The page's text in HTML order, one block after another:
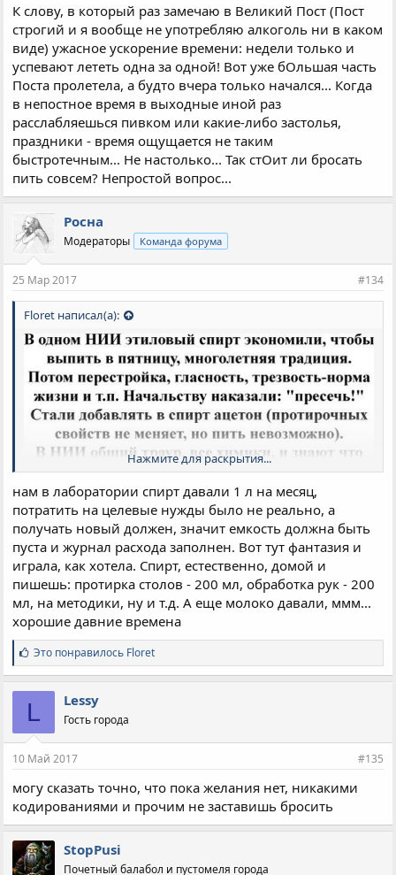
К слову, в который раз замечаю в Великий Пост (Пост
строгий и я вообще не употребляю алкоголь ни в каком
виде) ужасное ускорение времени: недели только и
успевают лететь одна за одной! Вот уже бОльшая часть
Поста пролетела, а будто вчера только начался... Когда
в непостное время в выходные иной раз
расслабляешься пивком или какие-либо застолья,
праздники - время ощущается не таким
быстротечным... Не настолько... Так стОит ли бросать
пить совсем? Непростой вопрос...
Росна
Модераторы Команда форума
25 Мар 2017 #134
Floret написал(а):
Нажмите для раскрытия...
нам в лаборатории спирт давали 1 л на месяц,
потратить на целевые нужды было не реально, а
получать новый должен, значит емкость должна быть
пуста и журнал расхода заполнен. Вот тут фантазия и
играла, как хотела. Спирт, естественно, домой и
пишешь: протирка столов - 200 мл, обработка рук - 200
мл, на методики, ну и т.д. А еще молоко давали, ммм...
хорошие давние времена
С
и
м
п
т
и
:
Это понравилось Floret
L Lessy
Гость города
10 Май 2017 #135
могу сказать точно, что пока желания нет, никакими
кодированиями и прочим не заставишь бросить
StopPusi
Почетный балабол и пустомеля города